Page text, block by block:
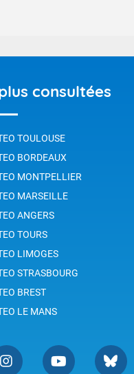
consultées
TOULOUSE
BORDEAUX
MONTPELLIER
MARSEILLE
ANGERS
TOURS
LIMOGES
STRASBOURG
BREST
LE MANS